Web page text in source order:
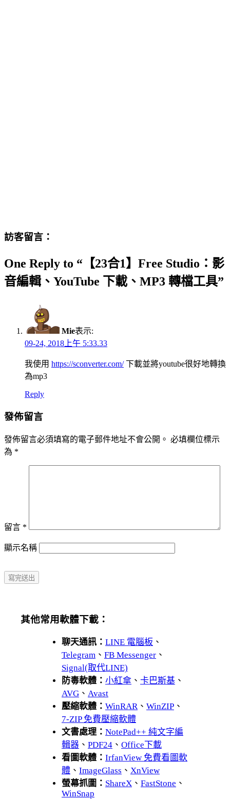
訪客留言：
One Reply to “【23合1】Free Studio：影
音編輯、YouTube 下載、MP3 轉檔工具”
Mie表示:
09-24, 2018上午 5:33.33
我使用 https://sconverter.com/下載並將youtube很好地轉換
為mp3
Reply
發佈留言
發佈留言必須填寫的電子郵件地址不會公開。 必填欄位標示
為 *
留言 *
顯示名稱
其他常用軟體下載：
聊天通訊： LINE 電腦板 、
Telegram 、 FB Messenger 、
Signal(取代LINE)
防毒軟體： 小紅傘 、 卡巴斯基 、
AVG 、 Avast
壓縮軟體： WinRAR、 WinZIP 、
7-ZIP 免費壓縮軟體
文書處理： NotePad++ 純文字編
輯器 、 PDF24 、 Office下載
看圖軟體： IrfanView 免費看圖軟
體 、 ImageGlass 、 XnView
螢幕抓圖： ShareX 、 FastStone 、
WinSnap